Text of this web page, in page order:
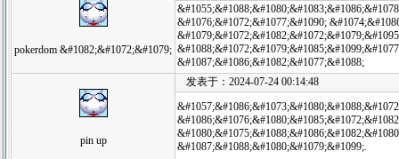
pokerdom &#1082;&#1072;&#1079;
&#1076;&#1072;&#1077;&#1090;
&#1087;&#1086;&#1082;&#1077;&#1088;
pin up
发表于：2024-07-24 00:14:48
&#1087;&#1088;&#1080;&#1079;&#1099;.